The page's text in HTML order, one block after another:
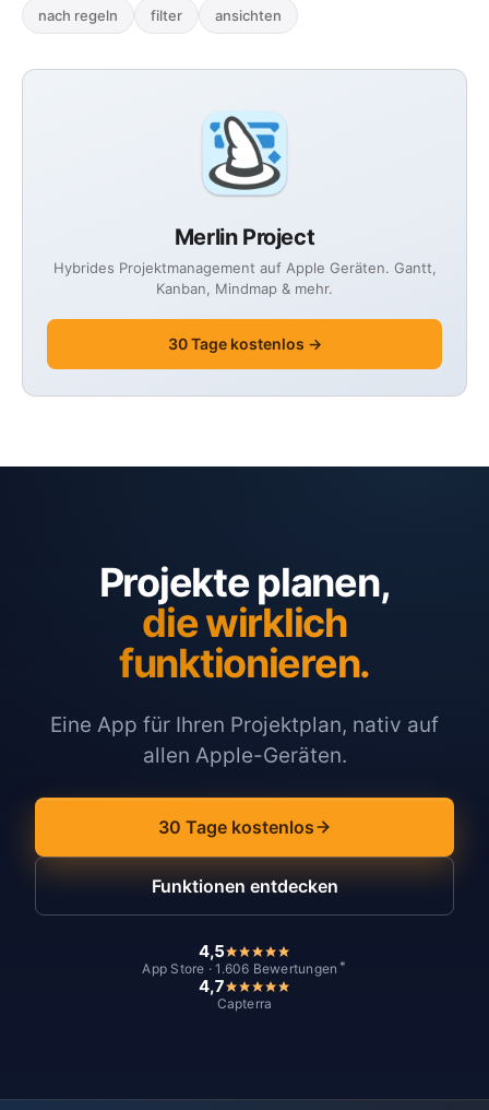
Merlin Project
Hybrides Projektmanagement auf Apple Geräten. Gantt,
Kanban, Mindmap & mehr.
30 Tage kostenlos →
nach regeln filter ansichten
Projekte planen,
die wirklich
funktionieren.
Eine App für Ihren Projektplan, nativ auf
allen Apple-Geräten.
30 Tage kostenlos
Funktionen entdecken
4,5
App Store · 1.606 Bewertungen *
4,7
Capterra